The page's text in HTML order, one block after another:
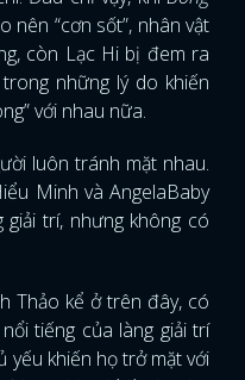
nên “cơn sốt”, nhân vật
còn Lạc Hi bị đem ra
những lý do khiến
với nhau nữa.
luôn tránh mặt nhau.
Minh và AngelaBaby
trí, nhưng không có
Thảo kể ở trên đây, có
tiếng của làng giải trí
yếu khiến họ trở mặt với